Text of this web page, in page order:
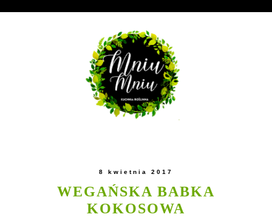
8 kwietnia 2017
WEGAŃSKA BABKA
KOKOSOWA